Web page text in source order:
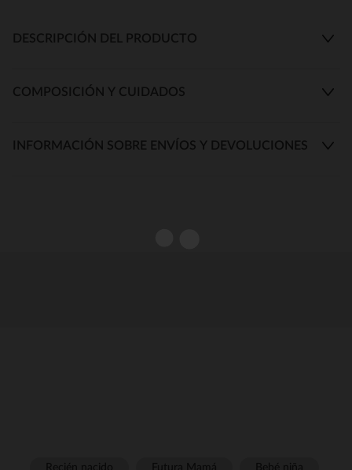
DESCRIPCIÓN DEL PRODUCTO
COMPOSICIÓN Y CUIDADOS
INFORMACIÓN SOBRE ENVÍOS Y DEVOLUCIONES